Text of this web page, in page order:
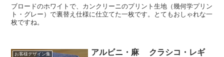
ブロードのホワイトで、カンクリーニのプリント生地（幾何学プリン
ト・グレー）で裏替え仕様に仕立てた一枚です。とてもおしゃれな一
枚ですね。
お客様デザイン集
アルビニ・麻 クラシコ・レギ